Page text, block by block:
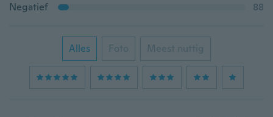
Negatief
88
Alles Foto Meest nuttig